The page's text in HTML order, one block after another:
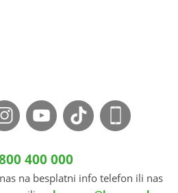
400 000
na besplatni info telefon ili nas